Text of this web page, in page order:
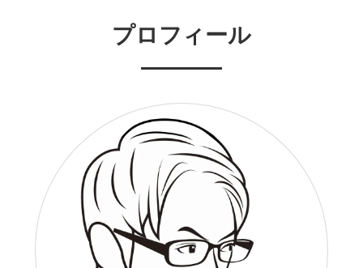
プロフィール